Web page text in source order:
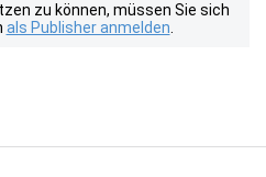
zu können, müssen Sie sich
als Publisher anmelden